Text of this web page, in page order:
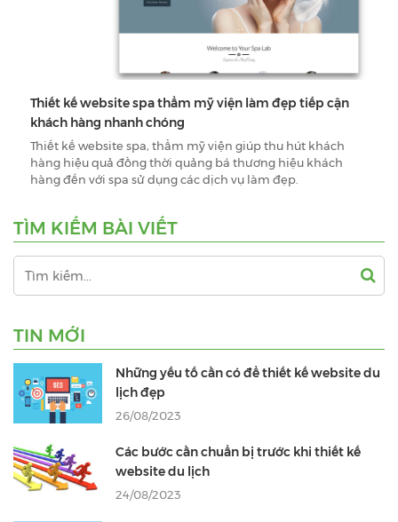
Thiết kế website spa thẩm mỹ viện làm đẹp tiếp cận
khách hàng nhanh chóng
Thiết kế website spa, thẩm mỹ viện giúp thu hút khách
hàng hiệu quả đồng thời quảng bá thương hiệu khách
hàng đến với spa sử dụng các dịch vụ làm đẹp.
TÌM KIẾM BÀI VIẾT
TIN MỚI
Những yếu tố cần có để thiết kế website du
lịch đẹp
26/08/2023
Các bước cần chuẩn bị trước khi thiết kế
website du lịch
24/08/2023